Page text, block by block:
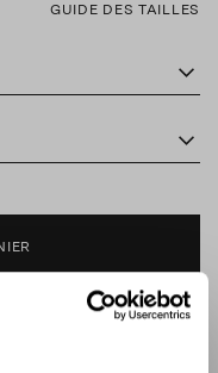
GUIDE DES TAILLES